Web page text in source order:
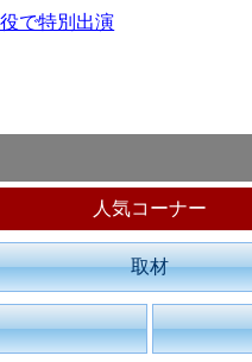
で特別出演
人気コーナー
取材